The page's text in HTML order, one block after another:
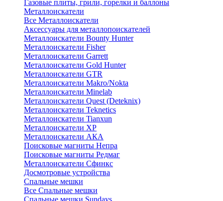
Газовые плиты, грили, горелки и баллоны
Металлоискатели
Все Металлоискатели
Аксессуары для металлопоискателей
Металлоискатели Bounty Hunter
Металлоискатели Fisher
Металлоискатели Garrett
Металлоискатели Gold Hunter
Металлоискатели GTR
Металлоискатели Makro/Nokta
Металлоискатели Minelab
Металлоискатели Quest (Deteknix)
Металлоискатели Teknetics
Металлоискатели Tianxun
Металлоискатели XP
Металлоискатели АКА
Поисковые магниты Непра
Поисковые магниты Редмаг
Металлоискатели Сфинкс
Досмотровые устройства
Спальные мешки
Все Спальные мешки
Спальные мешки Sundays